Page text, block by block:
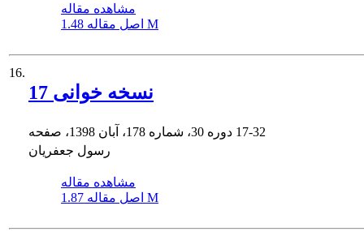
مشاهده مقاله
اصل مقاله 1.48 M
16.
نسخه خوانی 17
17-32
رسول جعفریان
مشاهده مقاله
اصل مقاله 1.87 M